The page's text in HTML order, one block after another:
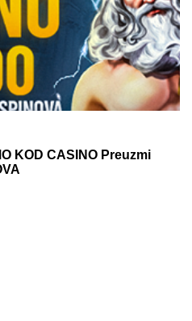
KOD CASINO Preuzmi